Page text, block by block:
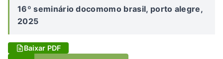
16º seminário docomomo brasil, porto alegre,
2025
Baixar PDF